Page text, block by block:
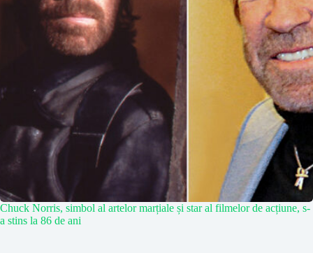
Chuck Norris, simbol al artelor marțiale și star al filmelor de acțiune, s-
a stins la 86 de ani